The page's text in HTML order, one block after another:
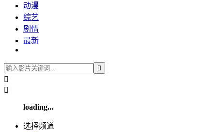
动漫
综艺
剧情
最新



loading...
选择频道